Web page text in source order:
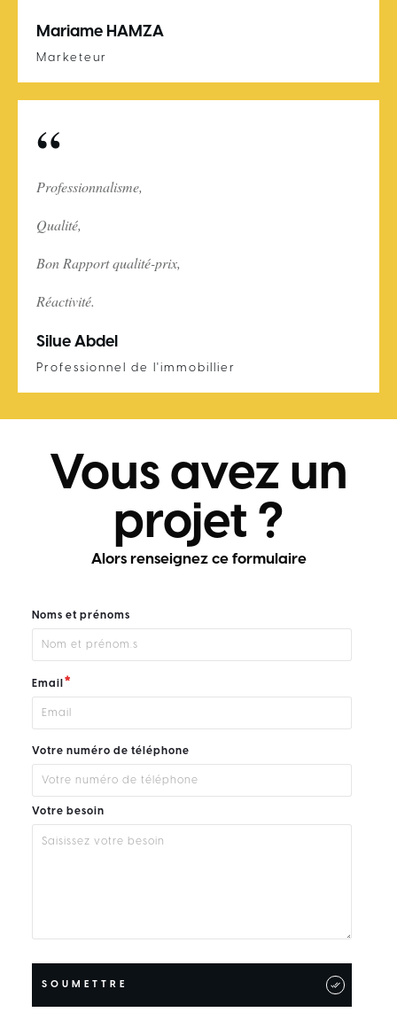
Mariame HAMZA
Marketeur
“
Professionnalisme,
Qualité,
Bon Rapport qualité-prix,
Réactivité.
Silue Abdel
Professionnel de l'immobillier
Vous avez un
projet ?
Alors renseignez ce formulaire
Noms et prénoms
Email *
Votre numéro de téléphone
Votre besoin
SOUMETTRE